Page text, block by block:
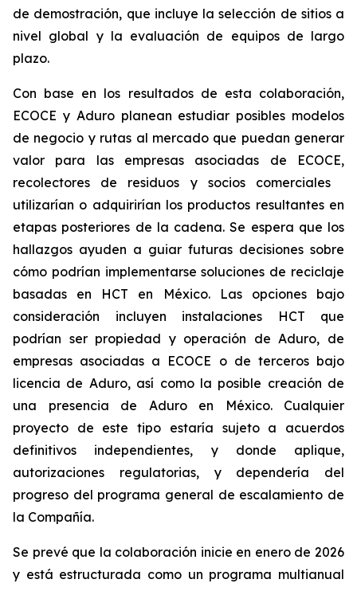
de demostración, que incluye la selección de sitios a
nivel global y la evaluación de equipos de largo
plazo.
Con base en los resultados de esta colaboración,
ECOCE y Aduro planean estudiar posibles modelos
de negocio y rutas al mercado que puedan generar
valor para las empresas asociadas de ECOCE,
recolectores de residuos y socios comerciales
utilizarían o adquirirían los productos resultantes en
etapas posteriores de la cadena. Se espera que los
hallazgos ayuden a guiar futuras decisiones sobre
cómo podrían implementarse soluciones de reciclaje
basadas en HCT en México. Las opciones bajo
consideración incluyen instalaciones HCT que
podrían ser propiedad y operación de Aduro, de
empresas asociadas a ECOCE o de terceros bajo
licencia de Aduro, así como la posible creación de
una presencia de Aduro en México. Cualquier
proyecto de este tipo estaría sujeto a acuerdos
definitivos independientes, y donde aplique,
autorizaciones regulatorias, y dependería del
progreso del programa general de escalamiento de
la Compañía.
Se prevé que la colaboración inicie en enero de 2026
y está estructurada como un programa multianual